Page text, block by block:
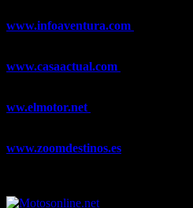
www.infoaventura.com
www.casaactual.com
ww.elmotor.net
www.zoomdestinos.es